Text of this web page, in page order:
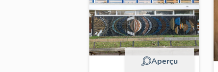
Aperçu